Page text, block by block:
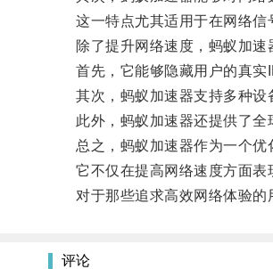
这一特点尤其适用于在网络信
除了提升网络速度，蚂蚁加速
首先，它能够隐藏用户的真实
其次，蚂蚁加速器支持多种设备
此外，蚂蚁加速器还提供了全
总之，蚂蚁加速器作为一个优
它不仅在提高网络速度方面表
对于那些追求高效网络体验的
评论